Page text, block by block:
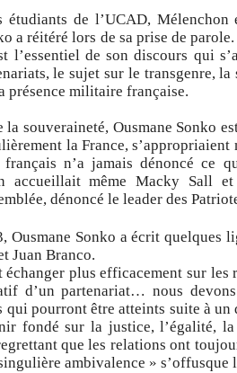
de l’UCAD, Mélenchon
a réitéré lors de sa prise de
l’essentiel de son discours qui
le sujet sur le transgenre,
présence militaire française.
la souveraineté, Ousmane Sonko
la France,
n’a jamais dénoncé ce
accueillait même Macky Sall
dénoncé le leader des
Ousmane Sonko a écrit quelques
Juan Branco.
plus efficacement sur les
d’un partenariat… nous
qui pourront être atteints suite à
fondé sur la justice, l’égalité,
que les relations ont
ambivalence » s’offusque